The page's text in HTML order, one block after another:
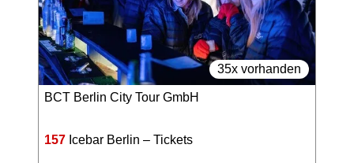
35x vorhanden
BCT Berlin City Tour GmbH
157 Icebar Berlin – Tickets